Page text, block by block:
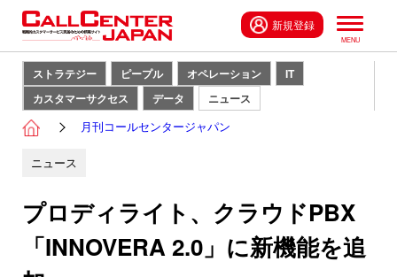
新規登録
ストラテジー ピープル オペレーション
IT
カスタマーサクセス
データ ニュース
月刊コールセンタージャパン
ニュース
プロディライト、クラウドPBX
「INNOVERA 2.0」に新機能を追